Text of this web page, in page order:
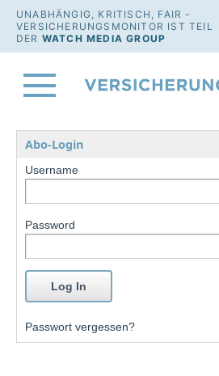
UNABHÄNGIG, KRITISCH, FAIR -
VERSICHERUNGSMONITOR IST TEIL
DER WATCH MEDIA GROUP
Abo-Login
Username
Password
Passwort vergessen?